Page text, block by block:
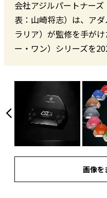
会社アジルパートナー
表：山崎将志）は、ア
ラリア）が監修を手が
ー・ワン）シリーズを
画像を